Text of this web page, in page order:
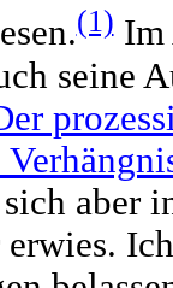
(1)Im
seine
aber